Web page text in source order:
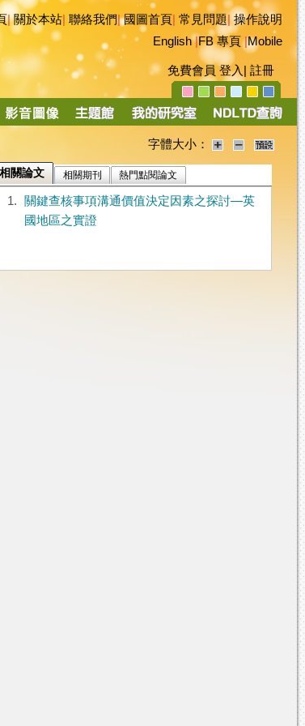
|關於本站 聯絡我們|國圖首頁 常見問題|操作說明
English|FB 專頁|Mobile
免費會員 登入 註冊
字體大小：
相關論文 相關期刊 熱門點閱論文
1.
關鍵查核事項溝通價值決定因素之探討—英
國地區之實證